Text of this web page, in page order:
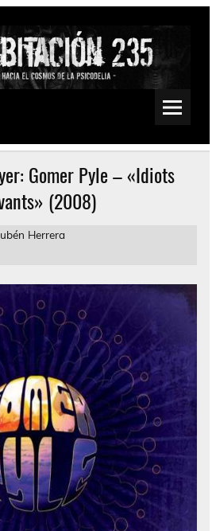
Doom, Sludge, Fuzz, Space, Drone
Gomer Pyle – «Idiots
(2008)
Herrera